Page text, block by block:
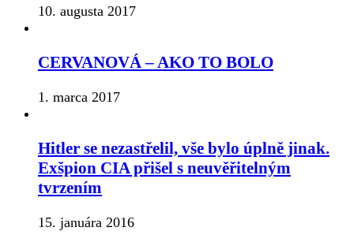
10. augusta 2017
CERVANOVÁ – AKO TO BOLO
1. marca 2017
Hitler se nezastřelil, vše bylo úplně jinak.
Exšpion CIA přišel s neuvěřitelným
tvrzením
15. januára 2016